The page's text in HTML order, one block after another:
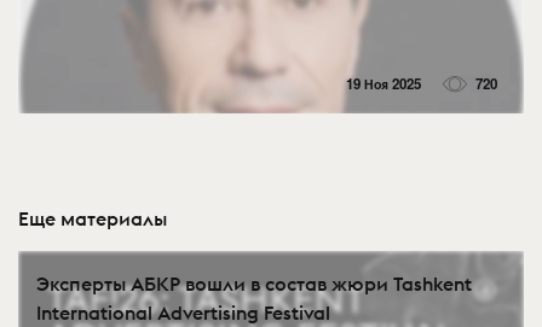
19 Ноя 2025 720
Еще материалы
Эксперты АБКР вошли в состав жюри Tashkent
International Advertising Festival